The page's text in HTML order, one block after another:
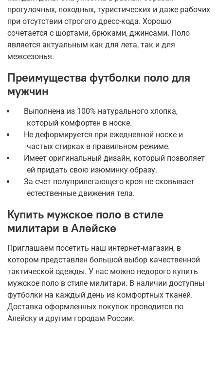
прогулочных, походных, туристических и даже рабочих
при отсутствии строгого дресс-кода. Хорошо
сочетается с шортами, брюками, джинсами. Поло
является актуальным как для лета, так и для
межсезонья.
Преимущества футболки поло для
мужчин
Выполнена из 100% натурального хлопка,
который комфортен в носке.
Не деформируется при ежедневной носке и
частых стирках в правильном режиме.
Имеет оригинальный дизайн, который позволяет
ей придать свою изюминку образу.
За счет полуприлегающего кроя не сковывает
естественные движения тела.
Купить мужское поло в стиле
милитари в Алейске
Приглашаем посетить наш интернет-магазин, в
котором представлен большой выбор качественной
тактической одежды. У нас можно недорого купить
мужское поло в стиле милитари. В наличии доступны
футболки на каждый день из комфортных тканей.
Доставка оформленных покупок проводится по
Алейску и другим городам России.